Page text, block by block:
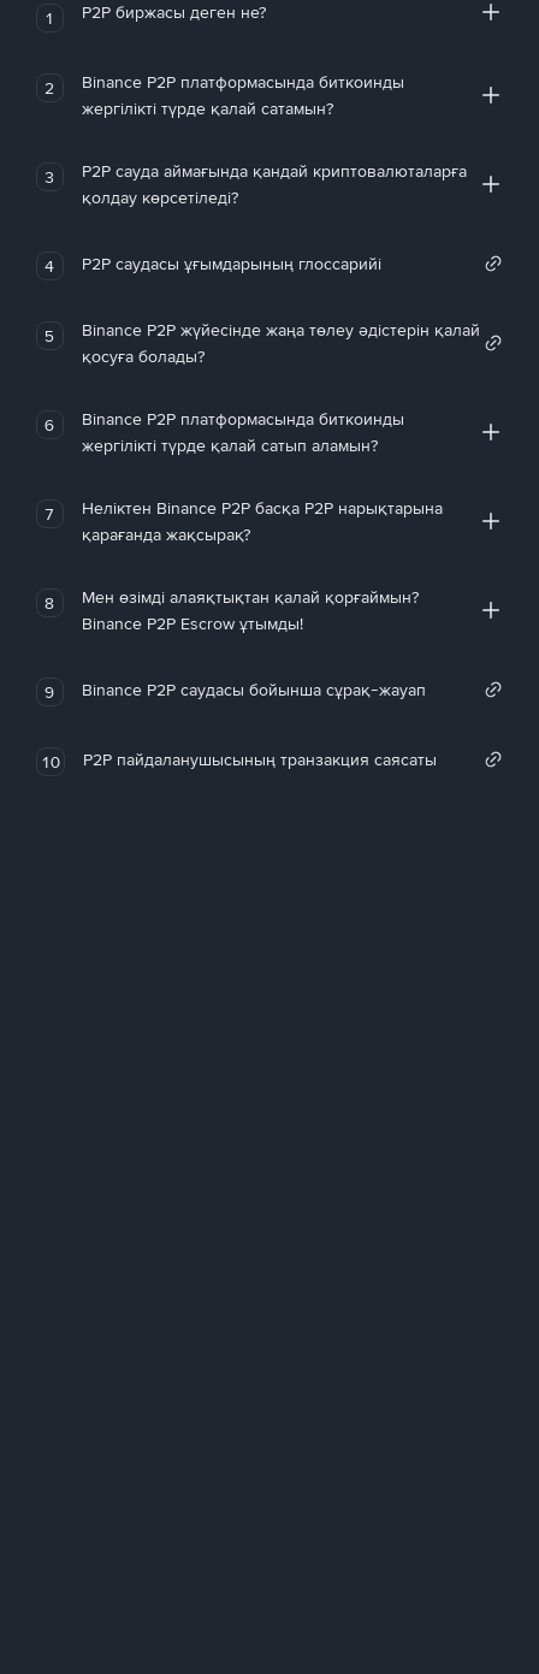
1 P2P биржасы деген не?
2
Binance P2P платформасында биткоинды
жергілікті түрде қалай сатамын?
3
P2P сауда аймағында қандай криптовалюталарға
қолдау көрсетіледі?
4 P2P саудасы ұғымдарының глоссарийі
5
Binance P2P жүйесінде жаңа төлеу әдістерін қалай
қосуға болады?
6
Binance P2P платформасында биткоинды
жергілікті түрде қалай сатып аламын?
7
Неліктен Binance P2P басқа P2P нарықтарына
қарағанда жақсырақ?
8
Мен өзімді алаяқтықтан қалай қорғаймын?
Binance P2P Escrow ұтымды!
9 Binance P2P саудасы бойынша сұрақ-жауап
10 P2P пайдаланушысының транзакция саясаты